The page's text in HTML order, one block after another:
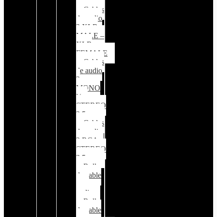
Cables
de audio
2 XLR
MALE –
XLR
FEMALE
Cables
de audio
2
MONO
¼ –
STEREO
3.5mm
Cables
de audio
2 RCA –
STEREO
3.5mm
Rollo
de cable
audio
Rollo
de cable